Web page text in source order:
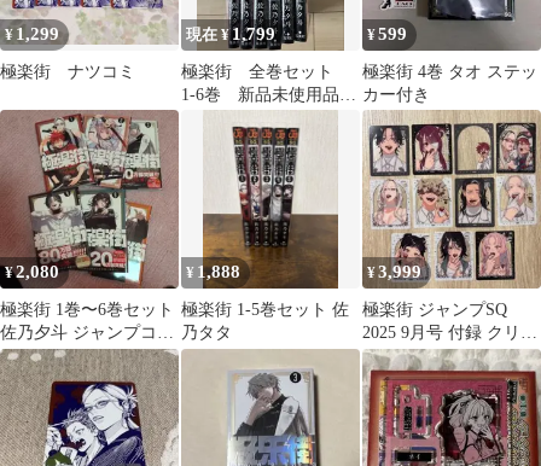
¥ 1,299
極楽街 ナツコミ
現在 ¥ 1,799
極楽街 全巻セット
1-6巻 新品未使用品
¥599
極楽街 4巻 タオ ステッ
カー付き
¥2,080
極楽街 1巻〜6巻セット
佐乃夕斗 ジャンプコミ
ックス
¥ 1,888
極楽街 1-5巻セット 佐
乃タタ
¥3,999
極楽街 ジャンプSQ
2025 9月号 付録 クリア
カード 夜 黄泉 ネイ 辰
臣